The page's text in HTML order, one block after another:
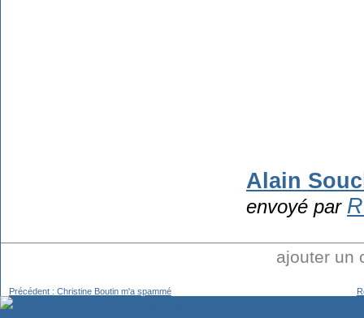
Alain
envoyé par
ajouter un
Précédent : Christine Boutin m'a spammé